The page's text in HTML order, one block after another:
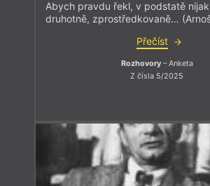
Abych pravdu řekl, v podstatě
druhotně, zprostředkovaně…
Přečíst
Rozhovory– Anketa
Z čísla 5/2025